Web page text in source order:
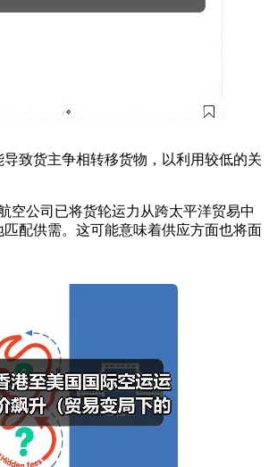
货主争相转移货物，以利用较低的关
公司已将货轮运力从跨太平洋贸易中
配供需。这可能意味着供应方面也将面